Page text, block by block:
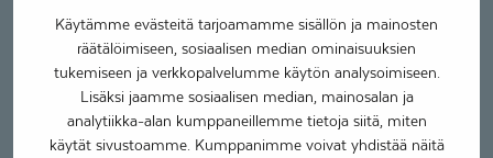
Käytämme evästeitä tarjoamamme sisällön ja mainosten
räätälöimiseen, sosiaalisen median ominaisuuksien
tukemiseen ja verkkopalvelumme käytön analysoimiseen.
Lisäksi jaamme sosiaalisen median, mainosalan ja
analytiikka-alan kumppaneillemme tietoja siitä, miten
käytät sivustoamme. Kumppanimme voivat yhdistää näitä
Ryhmäkoti Kuukkeli
Aholantie 23, 97900 Posio
kuukkeli@coronaria.fi
Ohjaajat p.040 8012 389